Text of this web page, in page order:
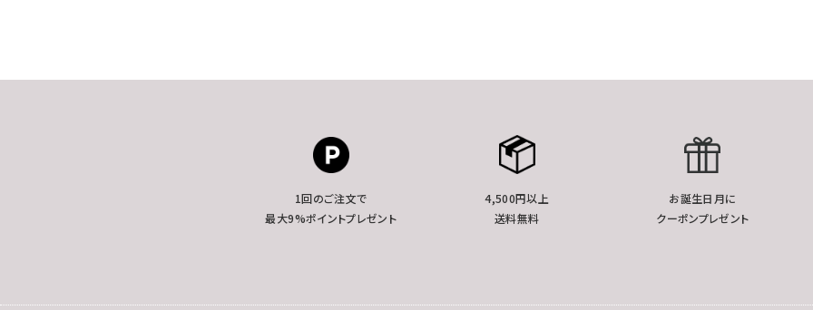
1回のご注文で
最大9%ポイントプレゼント
4,500円以上
送料無料
お誕生日月に
クーポンプレゼント